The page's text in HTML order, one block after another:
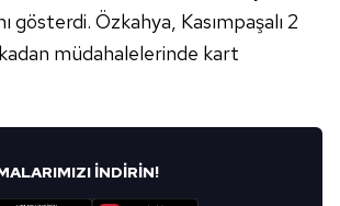
gösterdi. Özkahya, Kasımpaşalı 2
müdahalelerinde kart
İNDİRİN!